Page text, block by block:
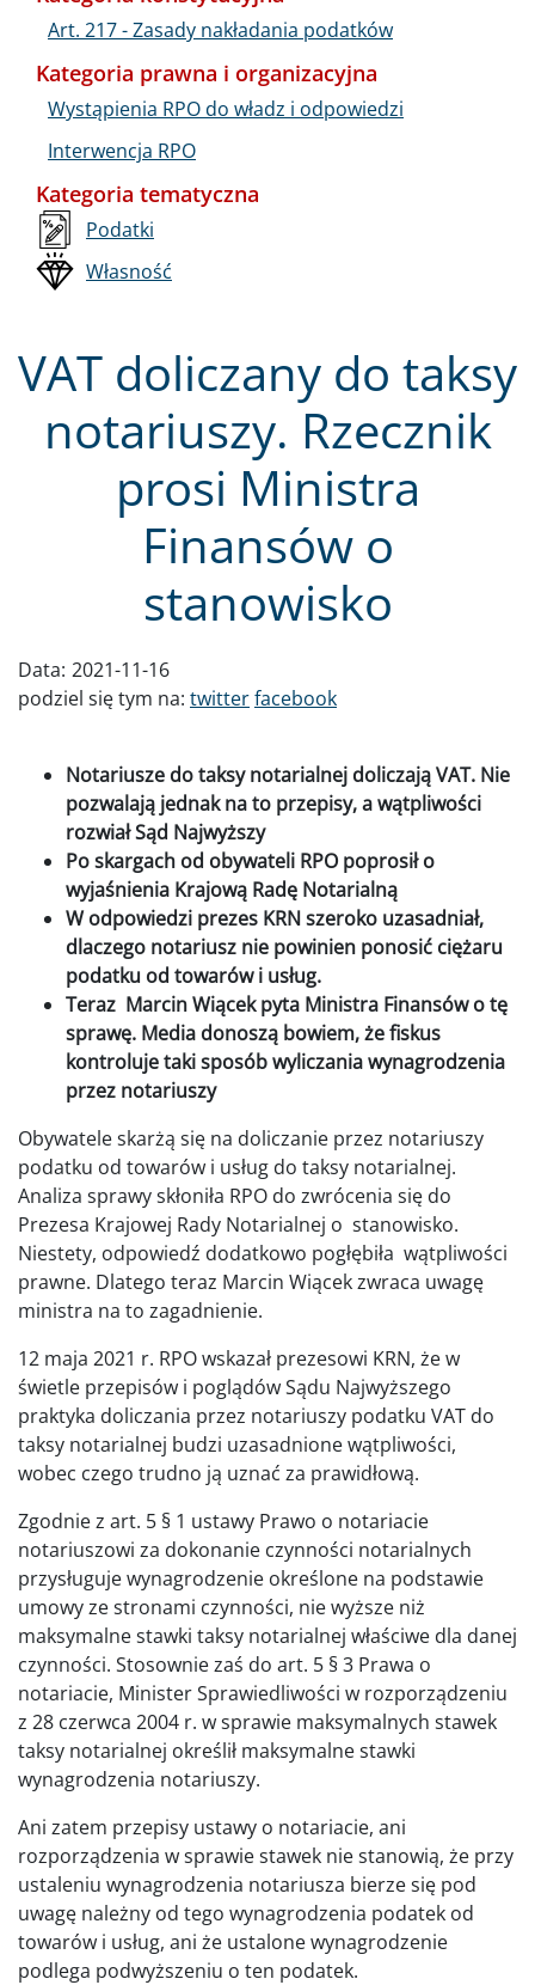
VAT doliczany do taksy
notariuszy. Rzecznik
prosi Ministra
Finansów o
stanowisko
Data: 2021-11-16
podziel się tym na: twitterfacebook
Notariusze do taksy notarialnej doliczają VAT. Nie
pozwalają jednak na to przepisy, a wątpliwości
rozwiał Sąd Najwyższy
Po skargach od obywateli RPO poprosił o
wyjaśnienia Krajową Radę Notarialną
W odpowiedzi prezes KRN szeroko uzasadniał,
dlaczego notariusz nie powinien ponosić ciężaru
podatku od towarów i usług.
Teraz Marcin Wiącek pyta Ministra Finansów o tę
sprawę. Media donoszą bowiem, że fiskus
kontroluje taki sposób wyliczania wynagrodzenia
przez notariuszy
Obywatele skarżą się na doliczanie przez notariuszy
podatku od towarów i usług do taksy notarialnej.
Analiza sprawy skłoniła RPO do zwrócenia się do
Prezesa Krajowej Rady Notarialnej o stanowisko.
Niestety, odpowiedź dodatkowo pogłębiła wątpliwości
prawne. Dlatego teraz Marcin Wiącek zwraca uwagę
ministra na to zagadnienie.
12 maja 2021 r. RPO wskazał prezesowi KRN, że w
świetle przepisów i poglądów Sądu Najwyższego
praktyka doliczania przez notariuszy podatku VAT do
taksy notarialnej budzi uzasadnione wątpliwości,
wobec czego trudno ją uznać za prawidłową.
Zgodnie z art. 5 § 1 ustawy Prawo o notariacie
notariuszowi za dokonanie czynności notarialnych
przysługuje wynagrodzenie określone na podstawie
umowy ze stronami czynności, nie wyższe niż
maksymalne stawki taksy notarialnej właściwe dla danej
czynności. Stosownie zaś do art. 5 § 3 Prawa o
notariacie, Minister Sprawiedliwości w rozporządzeniu
z 28 czerwca 2004 r. w sprawie maksymalnych stawek
taksy notarialnej określił maksymalne stawki
wynagrodzenia notariuszy.
Ani zatem przepisy ustawy o notariacie, ani
rozporządzenia w sprawie stawek nie stanowią, że przy
ustaleniu wynagrodzenia notariusza bierze się pod
uwagę należny od tego wynagrodzenia podatek od
towarów i usług, ani że ustalone wynagrodzenie
podlega podwyższeniu o ten podatek.
Art. 217 - Zasady nakładania podatków
Kategoria prawna i organizacyjna
Wystąpienia RPO do władz i odpowiedzi
Interwencja RPO
Kategoria tematyczna
Podatki
Własność